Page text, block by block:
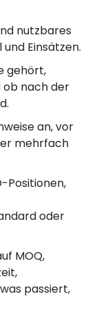
nutzbares
Einsätzen.
gehört,
ob nach der
an, vor
mehrfach
Positionen,
oder
MOQ,
passiert,